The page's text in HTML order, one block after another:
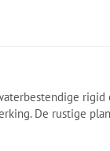
rigid
De rustige